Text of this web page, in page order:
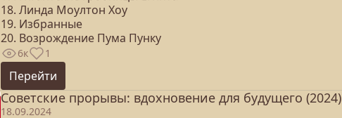
18. Линда Моултон Хоу
19. Избранные
20. Возрождение Пума Пунку
6к 1
Перейти
Советские прорывы: вдохновение для будущего (2024)
18.09.2024